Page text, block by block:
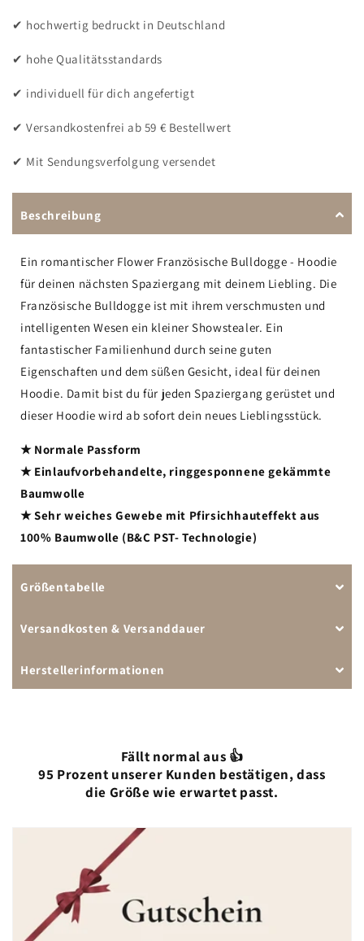
Bulldoge
Bio-
für
Dein
Bulldoge
Bio-
für
Dein
✔ hochwertig bedruckt in Deutschland
✔ hohe Qualitätsstandards
✔ individuell für dich angefertigt
✔ Versandkostenfrei ab 59 € Bestellwert
✔ Mit Sendungsverfolgung versendet
Beschreibung
Ein romantischer Flower Französische Bulldogge - Hoodie
für deinen nächsten Spaziergang mit deinem Liebling. Die
Französische Bulldogge ist mit ihrem verschmusten und
intelligenten Wesen ein kleiner Showstealer. Ein
fantastischer Familienhund durch seine guten
Eigenschaften und dem süßen Gesicht, ideal für deinen
Hoodie. Damit bist du für jeden Spaziergang gerüstet und
dieser Hoodie wird ab sofort dein neues Lieblingsstück.
★ Normale Passform
★ Einlaufvorbehandelte, ringgesponnene gekämmte
Baumwolle
★ Sehr weiches Gewebe mit Pfirsichhauteffekt aus
100% Baumwolle (B&C PST- Technologie)
Größentabelle
Versandkosten & Versanddauer
Herstellerinformationen
Fällt normal aus 👍
95 Prozent unserer Kunden bestätigen, dass
die Größe wie erwartet passt.